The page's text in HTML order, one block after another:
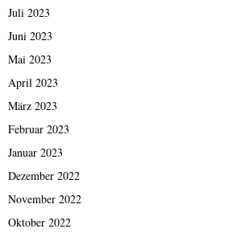
Juli 2023
Juni 2023
Mai 2023
April 2023
März 2023
Februar 2023
Januar 2023
Dezember 2022
November 2022
Oktober 2022